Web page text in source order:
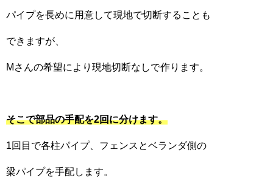
パイプを長めに用意して現地で切断することも
できますが、
Mさんの希望により現地切断なしで作ります。
そこで部品の手配を2回に分けます。
1回目で各柱パイプ、フェンスとベランダ側の
梁パイプを手配します。